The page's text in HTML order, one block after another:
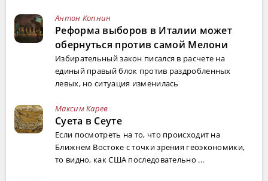
Антон Копнин
Реформа выборов в Италии может
обернуться против самой Мелони
Избирательный закон писался в расчете на
единый правый блок против раздробленных
левых, но ситуация изменилась
Максим Карев
Суета в Сеуте
Если посмотреть на то, что происходит на
Ближнем Востоке с точки зрения геоэкономики,
то видно, как США последовательно ...